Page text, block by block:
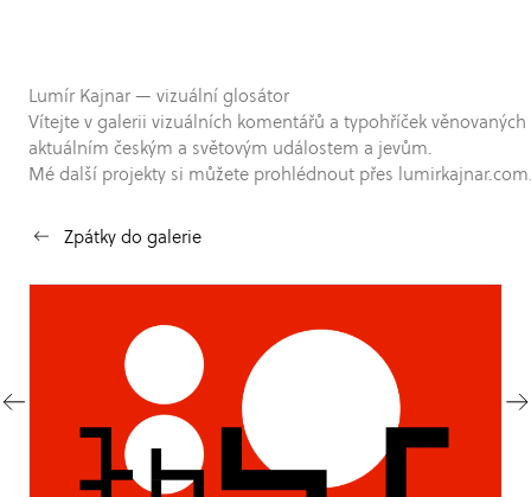
Lumír Kajnar — vizuální glosátor
Vítejte v galerii vizuálních komentářů a typohříček věnovaných
aktuálním českým a světovým událostem a jevům.
Mé další projekty si můžete prohlédnout přes
Zpátky do galerie